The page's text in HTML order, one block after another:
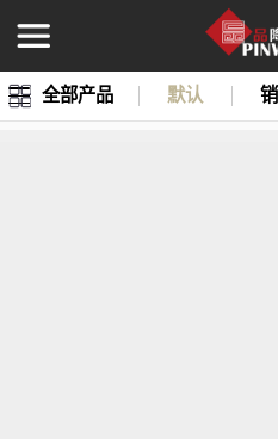
全部产品 默认